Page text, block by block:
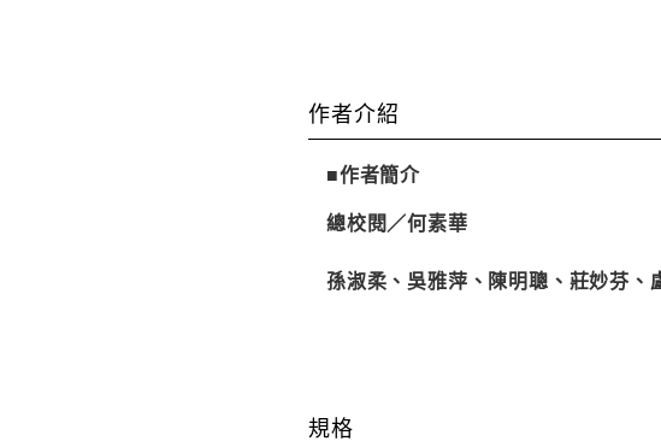
作者介紹
■作者簡介
總校閱／何素華
孫淑柔、吳雅萍 、 陳明聰 、 莊妙芬 、
規格